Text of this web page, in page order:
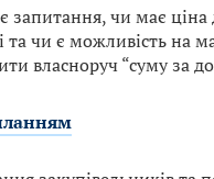
чи має ціна
та чи є можливість на
власноруч “суму за